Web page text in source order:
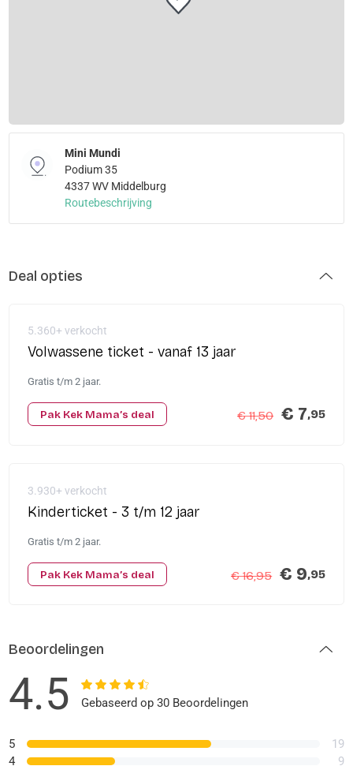
Mini Mundi
Podium 35
4337 WV Middelburg
Routebeschrijving
Deal opties
5.360+ verkocht
Volwassene ticket - vanaf 13 jaar
Gratis t/m 2 jaar.
€ 11,50 € 7,95
Pak Kek Mama’s deal
3.930+ verkocht
Kinderticket - 3 t/m 12 jaar
Gratis t/m 2 jaar.
€ 16,95 € 9,95
Pak Kek Mama’s deal
Beoordelingen
4.5 Gebaseerd op 30 Beoordelingen
5
4
19
9